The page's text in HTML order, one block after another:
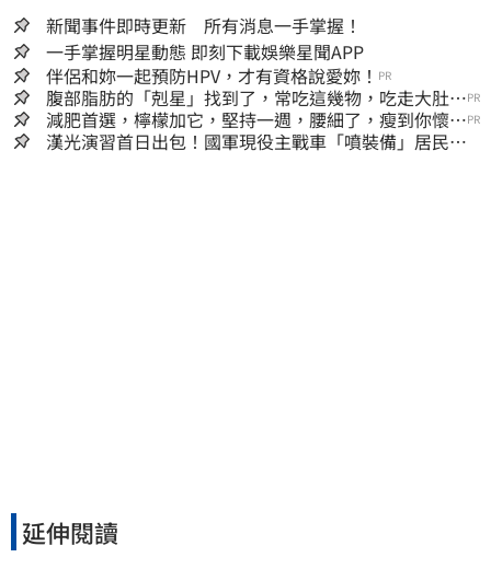
新聞事件即時更新 所有消息一手掌握！
一手掌握明星動態 即刻下載娛樂星聞APP
伴侶和妳一起預防HPV，才有資格說愛妳！ PR
腹部脂肪的「剋星」找到了，常吃這幾物，吃走大肚
囊，瘦出小蠻腰
PR
減肥首選，檸檬加它，堅持一週，腰細了，瘦到你懷疑
人生
PR
漢光演習首日出包！國軍現役主戰車「噴裝備」居民撿
延伸閱讀